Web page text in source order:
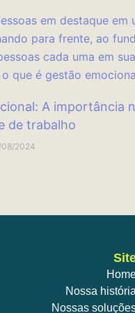
A importância
de trabalho
08/2024
Nossa história
Nossas